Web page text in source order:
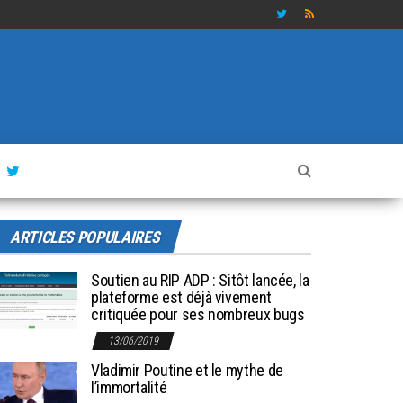
ARTICLES POPULAIRES
Soutien au RIP ADP : Sitôt lancée, la
plateforme est déjà vivement
critiquée pour ses nombreux bugs
13/06/2019
Vladimir Poutine et le mythe de
l’immortalité